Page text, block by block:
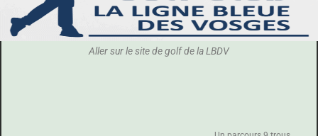
Aller sur le site de golf de la LBDV